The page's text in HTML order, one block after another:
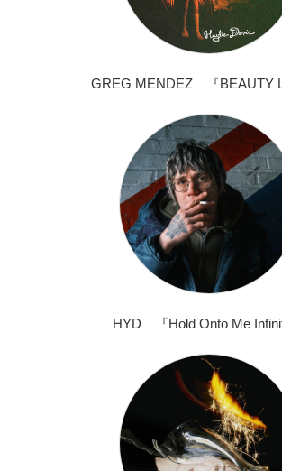
GREG MENDEZ 『BEAUTY
HYD 『Hold Onto Me